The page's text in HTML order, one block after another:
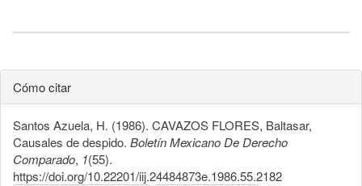
Cómo citar
Santos Azuela, H. (1986). CAVAZOS FLORES, Baltasar,
Causales de despido. Boletín Mexicano De Derecho
Comparado, 1(55).
https://doi.org/10.22201/iij.24484873e.1986.55.2182